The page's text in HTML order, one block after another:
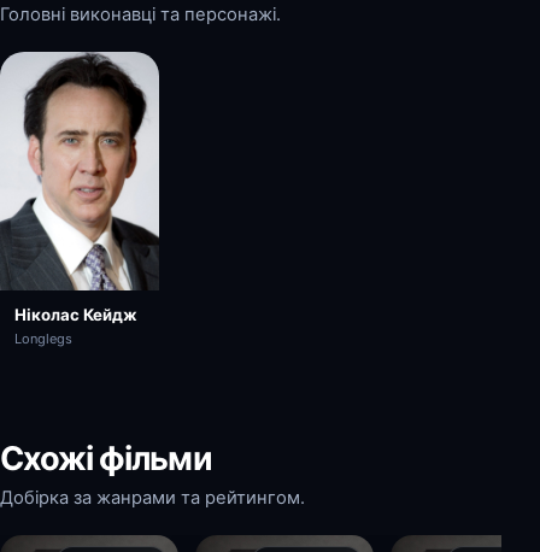
Головні виконавці та персонажі.
Ніколас Кейдж
Longlegs
Схожі фільми
Добірка за жанрами та рейтингом.